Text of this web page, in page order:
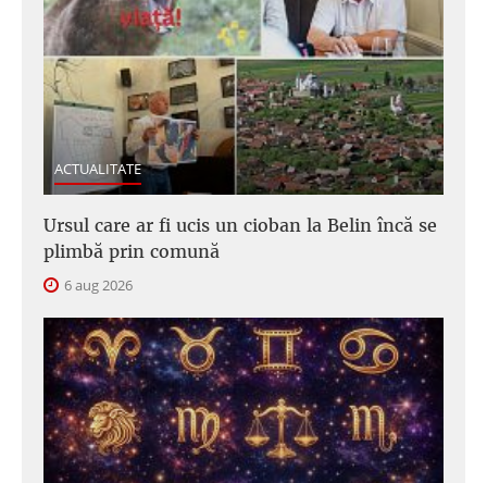
ACTUALITATE
Ursul care ar fi ucis un cioban la Belin încă se
plimbă prin comună
6 aug 2026